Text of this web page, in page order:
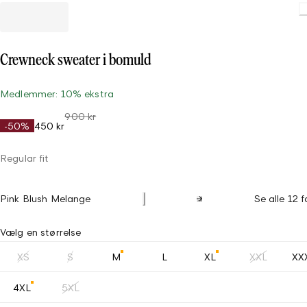
Crewneck sweater i bomuld
Medlemmer: 10% ekstra
-50% 450 kr
900 kr
Regular fit
Pink Blush Melange Se alle 12
Vælg en størrelse
XS S M L XL XXL
4XL 5XL